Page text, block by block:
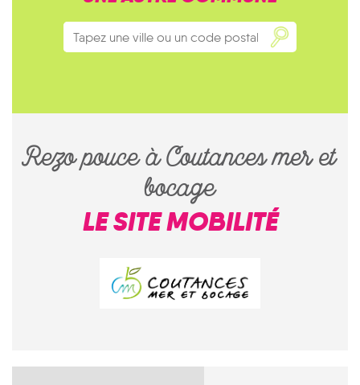
Rezo pouce à Coutances mer et
bocage
LE SITE MOBILITÉ